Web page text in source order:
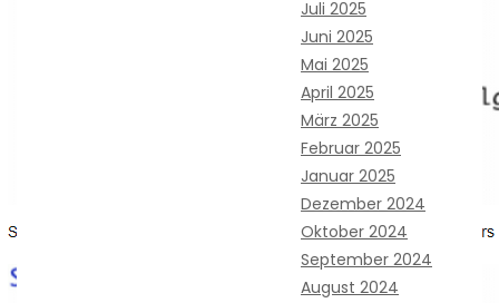
Juli 2025
Juni 2025
Mai 2025
April 2025
März 2025
Februar 2025
Januar 2025
Dezember 2024
Oktober 2024
September 2024
August 2024